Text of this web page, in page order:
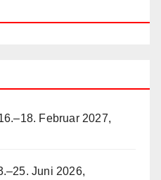
Februar 2027,
Juni 2026,